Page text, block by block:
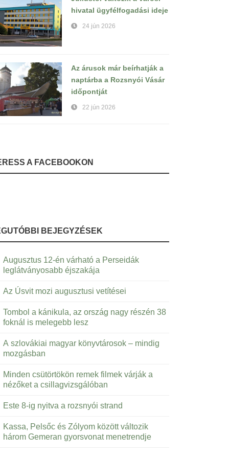
hivatal ügyfélfogadási ideje
24 jún 2026
Az árusok már beírhatják a
naptárba a Rozsnyói Vásár
időpontját
22 jún 2026
A FACEBOOKON
BEJEGYZÉSEK
Augusztus 12-én várható a Perseidák
leglátványosabb éjszakája
Az Úsvit mozi augusztusi vetítései
Tombol a kánikula, az ország nagy részén 38
foknál is melegebb lesz
A szlovákiai magyar könyvtárosok – mindig
mozgásban
Minden csütörtökön remek filmek várják a
nézőket a csillagvizsgálóban
Este 8-ig nyitva a rozsnyói strand
Kassa, Pelsőc és Zólyom között változik
három Gemeran gyorsvonat menetrendje